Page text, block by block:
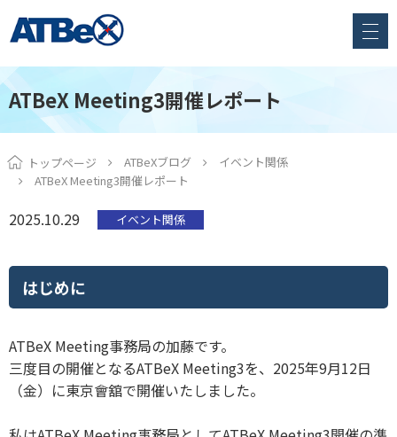
ATBeX Meeting3開催レポート
トップページ ATBeXブログ
イベント関係
ATBeX Meeting3開催レポート
2025.10.29 イベント関係
はじめに
ATBeX Meeting事務局の加藤です。
三度目の開催となるATBeX Meeting3を、2025年9月12日
（金）に東京會舘で開催いたしました。